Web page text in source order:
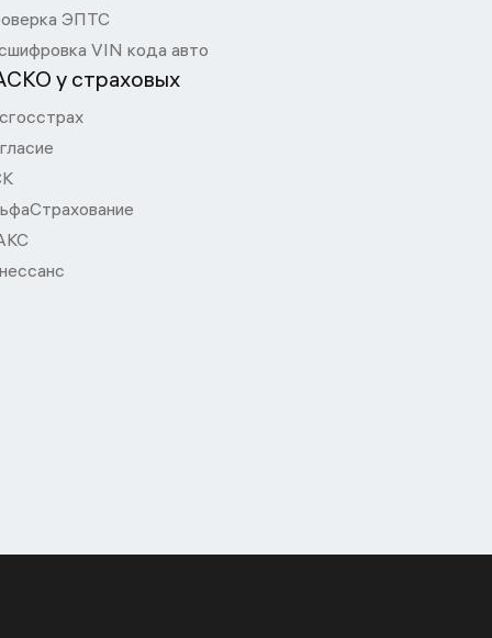
ЭПТС
VIN кода авто
у страховых